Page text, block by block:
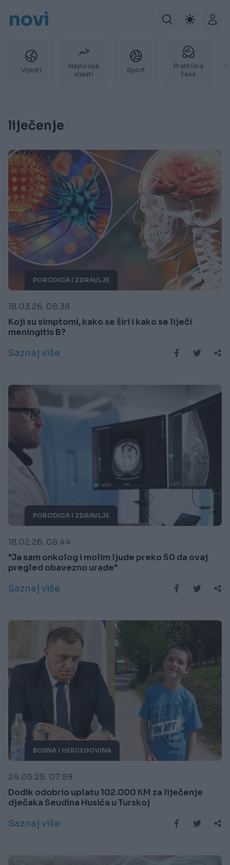
novi
Vijesti
Najnovije
vijesti
Sport
Praktična
žena
liječenje
PORODICA I ZDRAVLJE
18.03.26. 08:38
Koji su simptomi, kako se širi i kako se liječi
meningitis B?
Saznaj više
PORODICA I ZDRAVLJE
18.02.26. 08:44
"Ja sam onkolog i molim ljude preko 50 da ovaj
pregled obavezno urade"
Saznaj više
BOSNA I HERCEGOVINA
24.05.25. 07:59
Dodik odobrio uplatu 102.000 KM za liječenje
dječaka Seudina Husića u Turskoj
Saznaj više